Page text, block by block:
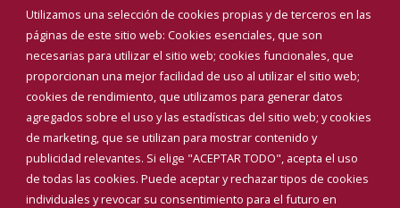
Utilizamos una selección de cookies propias y de terceros en las
páginas de este sitio web: Cookies esenciales, que son
necesarias para utilizar el sitio web; cookies funcionales, que
proporcionan una mejor facilidad de uso al utilizar el sitio web;
cookies de rendimiento, que utilizamos para generar datos
agregados sobre el uso y las estadísticas del sitio web; y cookies
de marketing, que se utilizan para mostrar contenido y
publicidad relevantes. Si elige "ACEPTAR TODO", acepta el uso
de todas las cookies. Puede aceptar y rechazar tipos de cookies
individuales y revocar su consentimiento para el futuro en
Eventos
Corporación Municipal
Teléfonos de interés
INICIAR SESIÓN
MAPA WEB